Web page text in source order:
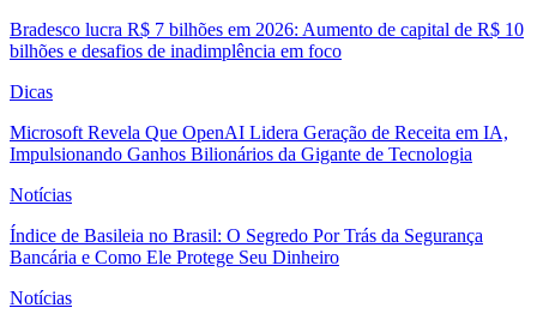
Bradesco lucra R$ 7 bilhões em 2026: Aumento de capital de R$ 10
bilhões e desafios de inadimplência em foco
Dicas
Microsoft Revela Que OpenAI Lidera Geração de Receita em IA,
Impulsionando Ganhos Bilionários da Gigante de Tecnologia
Notícias
Índice de Basileia no Brasil: O Segredo Por Trás da Segurança
Bancária e Como Ele Protege Seu Dinheiro
Notícias